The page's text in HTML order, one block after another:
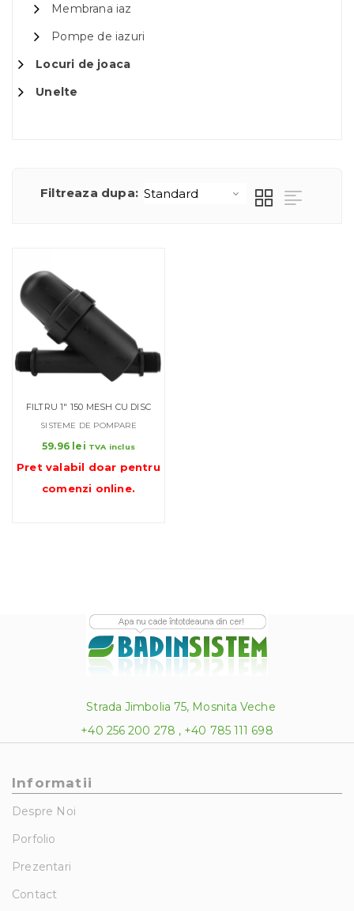
Membrana iaz
Pompe de iazuri
Locuri de joaca
Unelte
Filtreaza dupa:
FILTRU 1″ 150 MESH CU DISC
SISTEME DE POMPARE
59.96 lei TVA inclus
Pret valabil doar pentru
comenzi online.
Strada Jimbolia 75, Mosnita Veche
+40 256 200 278 , +40 785 111 698
Informatii
Despre Noi
Porfolio
Prezentari
Contact